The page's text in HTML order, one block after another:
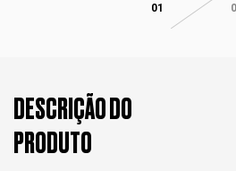
01
DESCRIÇÃO DO
PRODUTO